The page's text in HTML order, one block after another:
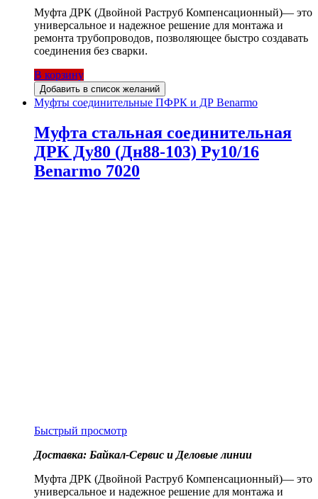
Муфта ДРК (Двойной Раструб Компенсационный)— это
универсальное и надежное решение для монтажа и
ремонта трубопроводов, позволяющее быстро создавать
соединения без сварки.
В корзину
Добавить в список желаний
Муфты соединительные ПФРК и ДР Benarmo
Муфта стальная соединительная
ДРК Ду80 (Дн88-103) Ру10/16
Benarmo 7020
Быстрый просмотр
Доставка: Байкал-Сервис и Деловые линии
Муфта ДРК (Двойной Раструб Компенсационный)— это
универсальное и надежное решение для монтажа и